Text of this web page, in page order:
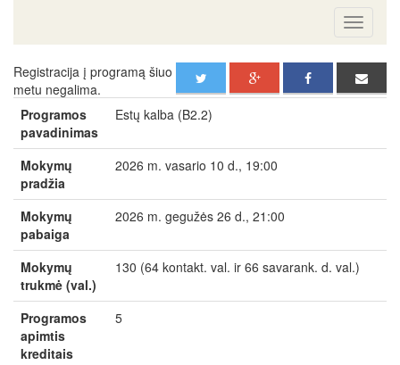
Registracija į programą šiuo
metu negalima.
Programos
pavadinimas
Estų kalba (B2.2)
Mokymų
pradžia
2026 m. vasario 10 d., 19:00
Mokymų
pabaiga
2026 m. gegužės 26 d., 21:00
Mokymų
trukmė (val.)
130 (64 kontakt. val. ir 66 savarank. d. val.)
Programos
apimtis
kreditais
5